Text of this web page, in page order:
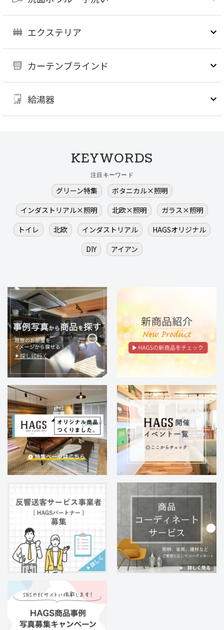
エクステリア
カーテンブラインド
給湯器
KEYWORDS
注目キーワード
グリーン特集
ボタニカル×照明
インダストリアル×照明
北欧×照明
ガラス×照明
トイレ
北欧 インダストリアル
HAGSオリジナル
DIY
アイアン